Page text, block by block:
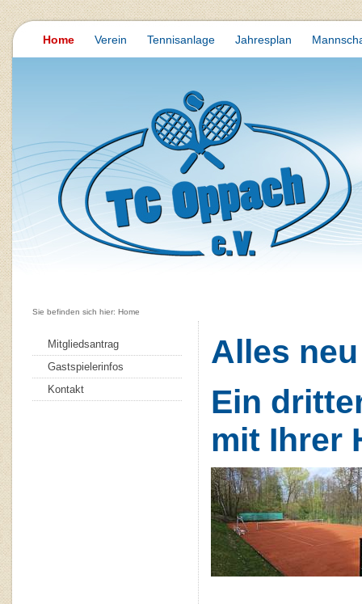
Home Verein Tennisanlage Jahresplan
Sie befinden sich hier: Home
Mitgliedsantrag
Gastspielerinfos
Kontakt
Alles
Ein
mit Ihrer